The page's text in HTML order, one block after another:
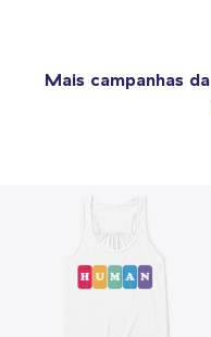
Mais campanhas da